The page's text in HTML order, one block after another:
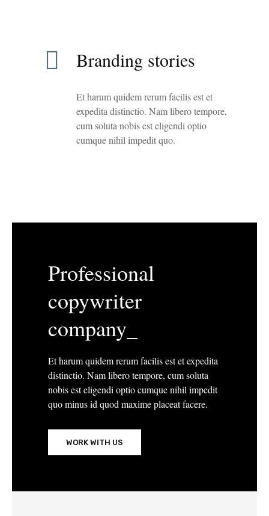
Branding stories
Et harum quidem rerum facilis est et
expedita distinctio. Nam libero tempore,
cum soluta nobis est eligendi optio
cumque nihil impedit quo.
Professional
copywriter
company_
Et harum quidem rerum facilis est et expedita
distinctio. Nam libero tempore, cum soluta
nobis est eligendi optio cumque nihil impedit
quo minus id quod maxime placeat facere.
WORK WITH US